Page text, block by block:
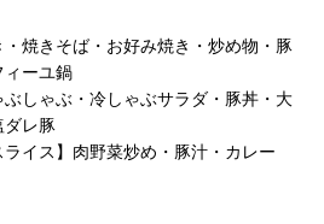
・焼きそば・お好み焼き・炒め物・豚
ィーユ鍋
ぶしゃぶ・冷しゃぶサラダ・豚丼・大
ダレ豚
ライス】肉野菜炒め・豚汁・カレー